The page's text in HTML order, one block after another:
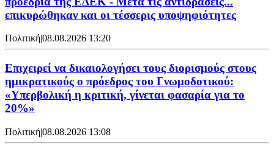
επικυρώθηκαν και οι τέσσερις υποψηφιότητες
Πολιτική|08.08.2026 13:20
Επιχειρεί να δικαιολογήσει τους διορισμούς στους
ημικρατικούς ο πρόεδρος του Γνωμοδοτικού:
«Υπερβολική η κριτική, γίνεται φασαρία για το
20%»
Πολιτική|08.08.2026 13:08